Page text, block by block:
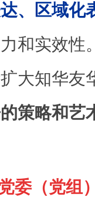
、区域化
和实效性
大知华友
策略和艺
委（党组